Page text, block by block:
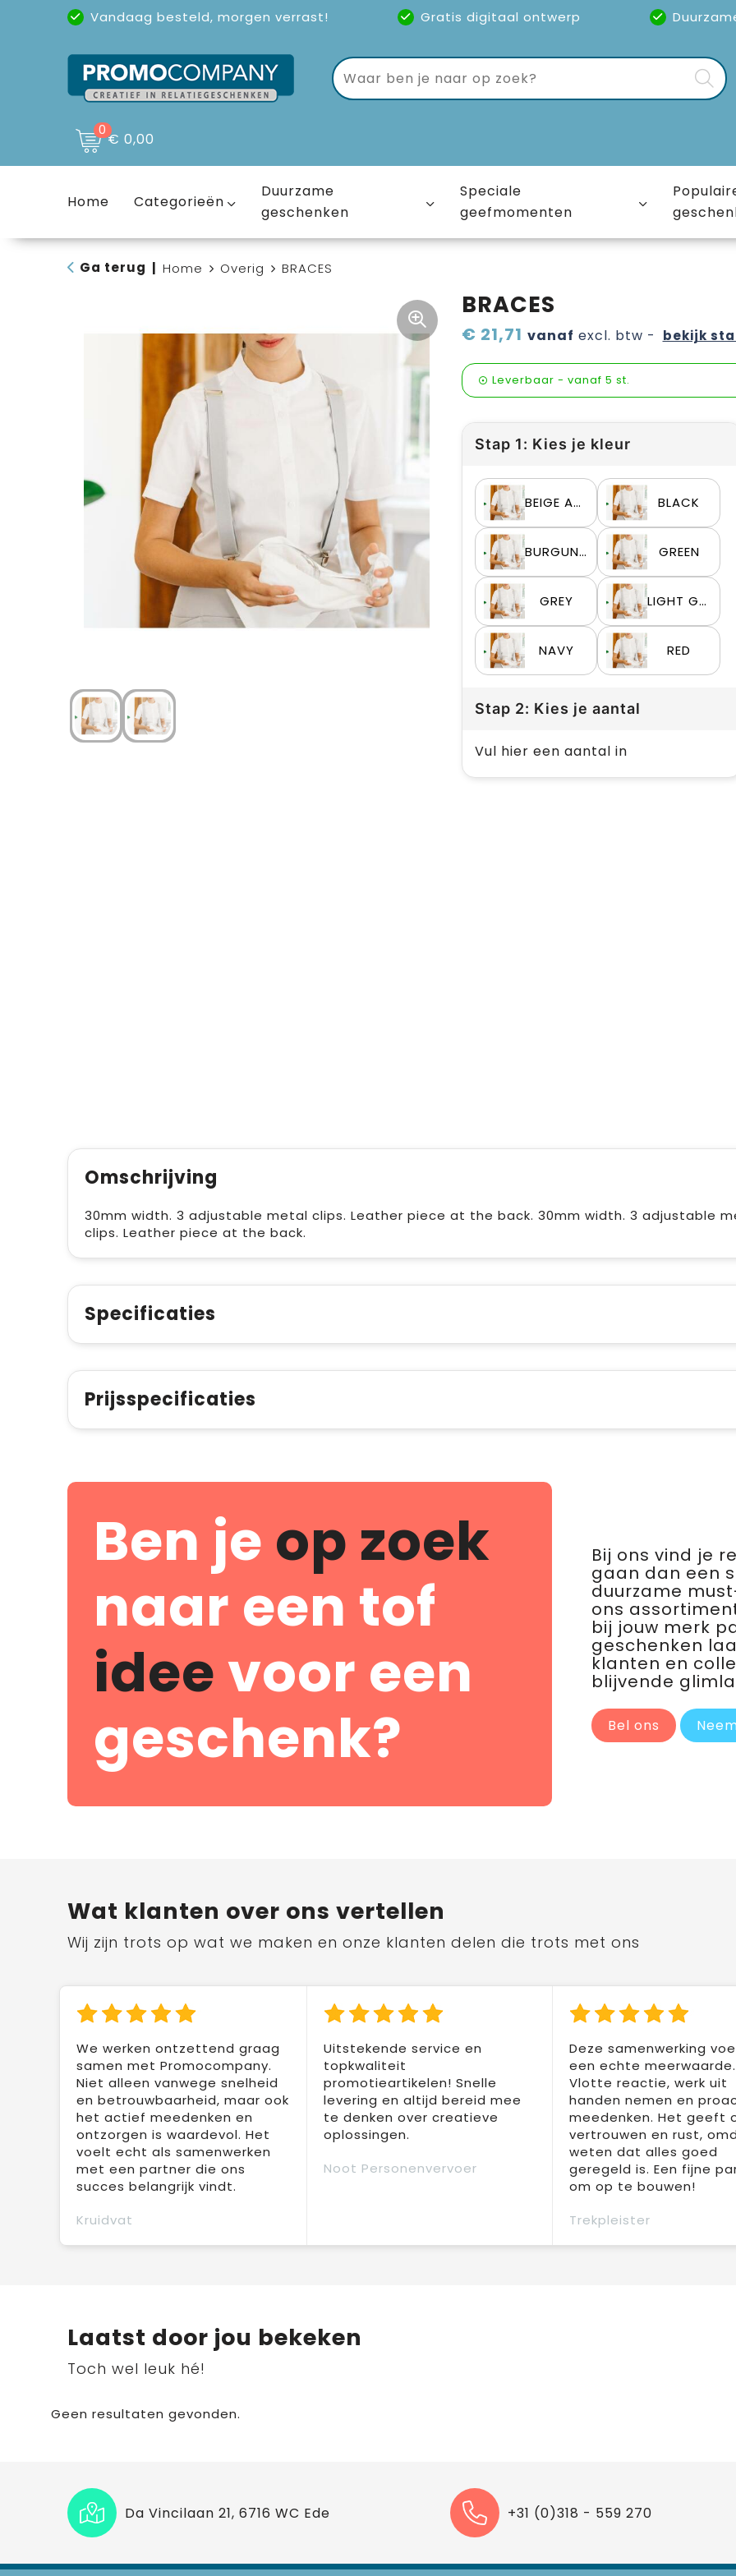
Vandaag besteld, morgen verrast! Gratis digitaal ontwerp
Uitstekende reviews(4,6/5)
0€ 0,00
Home Categorieën
Duurzame
geschenken
Speciale
geefmomenten
Ga terug Home Overig BRACES
BRACES
€ 21,71 vanaf excl. btw - bekijk
Leverbaar - vanaf 5 st.
Stap 1: Kies je kleur
BEIGE ARENA BLACK
BURGUNDY GREEN
GREY LIGHT GREY
NAVY RED
Stap 2: Kies je aantal
Vul hier een aantal in
Omschrijving
30mm width. 3 adjustable metal clips. Leather piece at the back. 30mm width. 3 adjustable
clips. Leather piece at the back.
Specificaties
Prijsspecificaties
Ben je op zoek
naar een tof
ideevoor een
geschenk?
Bij ons vind je
gaan dan een
duurzame
ons
bij jouw merk
geschenken
klanten en
blijvende
Bel ons
Wat klanten over ons vertellen
Wij zijn trots op wat we maken en onze klanten delen die trots met ons
We werken ontzettend graag
samen met Promocompany.
Niet alleen vanwege snelheid
en betrouwbaarheid, maar ook
het actief meedenken en
ontzorgen is waardevol. Het
voelt echt als samenwerken
met een partner die ons
succes belangrijk vindt.
Kruidvat
Uitstekende service en
topkwaliteit
promotieartikelen! Snelle
levering en altijd bereid mee
te denken over creatieve
oplossingen.
Noot Personenvervoer
Deze samenwerking
een echte meerwaarde.
Vlotte reactie, werk uit
handen nemen en
meedenken. Het geeft
vertrouwen en rust,
weten dat alles goed
geregeld is. Een fijne
om op te bouwen!
Trekpleister
Laatst door jou bekeken
Toch wel leuk hé!
Geen resultaten gevonden.
Da Vincilaan 21, 6716 WC Ede +31 (0)318 - 559 270